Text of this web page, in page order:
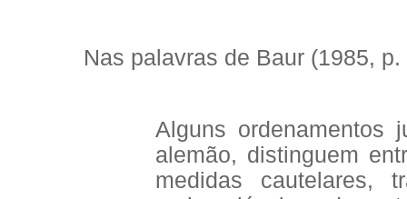
Nas palavras de Baur (1985, p.
Alguns ordenamentos
alemão, distinguem
medidas cautelares,